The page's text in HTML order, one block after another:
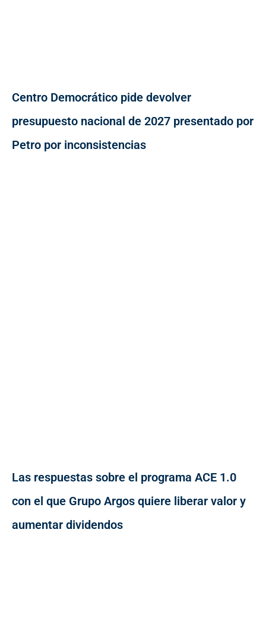
Centro Democrático pide devolver
presupuesto nacional de 2027 presentado por
Petro por inconsistencias
Las respuestas sobre el programa ACE 1.0
con el que Grupo Argos quiere liberar valor y
aumentar dividendos